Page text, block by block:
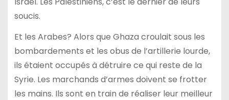
soucis.
Et les Arabes? Alors que Ghaza croulait sous les
bombardements et les obus de l’artillerie lourde,
ils étaient occupés à détruire ce qui reste de la
Syrie. Les marchands d’armes doivent se frotter
les mains. Ils sont en train de réaliser leur meilleur